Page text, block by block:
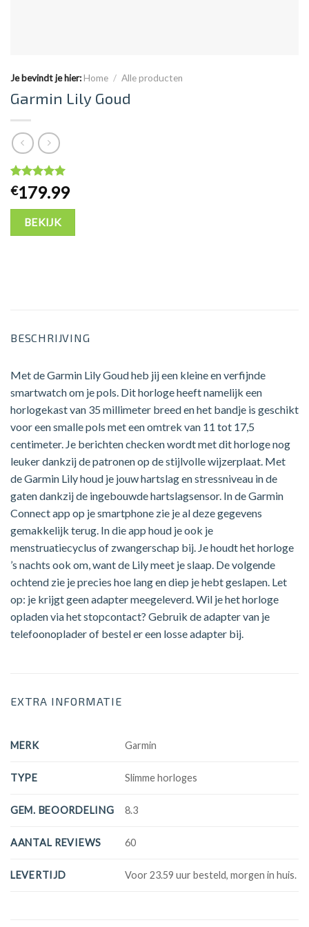
Je bevindt je hier: Home / Alle producten
Garmin Lily Goud
Waardering8.3
5 gebaseerd op
60
klantbeoordelingen
€179.99
BEKIJK
BESCHRIJVING
Met de Garmin Lily Goud heb jij een kleine en verfijnde
smartwatch om je pols. Dit horloge heeft namelijk een
horlogekast van 35 millimeter breed en het bandje is geschikt
voor een smalle pols met een omtrek van 11 tot 17,5
centimeter. Je berichten checken wordt met dit horloge nog
leuker dankzij de patronen op de stijlvolle wijzerplaat. Met
de Garmin Lily houd je jouw hartslag en stressniveau in de
gaten dankzij de ingebouwde hartslagsensor. In de Garmin
Connect app op je smartphone zie je al deze gegevens
gemakkelijk terug. In die app houd je ook je
menstruatiecyclus of zwangerschap bij. Je houdt het horloge
’s nachts ook om, want de Lily meet je slaap. De volgende
ochtend zie je precies hoe lang en diep je hebt geslapen. Let
op: je krijgt geen adapter meegeleverd. Wil je het horloge
opladen via het stopcontact? Gebruik de adapter van je
telefoonoplader of bestel er een losse adapter bij.
EXTRA INFORMATIE
MERK Garmin
TYPE Slimme horloges
GEM. BEOORDELING 8.3
AANTAL REVIEWS 60
LEVERTIJD Voor 23.59 uur besteld, morgen in huis.